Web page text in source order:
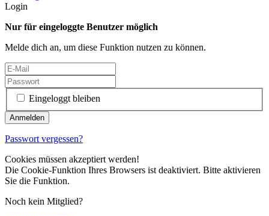
Login
Nur für eingeloggte Benutzer möglich
Melde dich an, um diese Funktion nutzen zu können.
Eingeloggt bleiben
Passwort vergessen?
Cookies müssen akzeptiert werden!
Die Cookie-Funktion Ihres Browsers ist deaktiviert. Bitte aktivieren
Sie die Funktion.
Noch kein Mitglied?